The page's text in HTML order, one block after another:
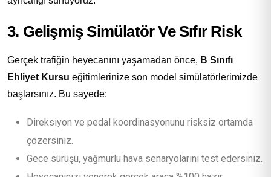
3. Gelişmiş Simülatör Ve Sıfır Risk
Gerçek trafiğin heyecanını yaşamadan önce, B Sınıfı
Ehliyet Kursu eğitimlerinize son model simülatörlerimizde
başlarsınız. Bu sayede:
Direksiyon ve pedal koordinasyonunu risksiz ortamda
çözersiniz.
Gece sürüşü, yağmurlu hava senaryolarını test edersiniz.